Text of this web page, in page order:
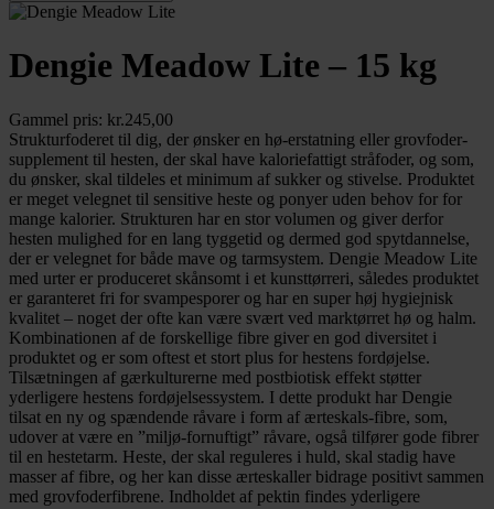
Dengie Meadow Lite – 15 kg
Gammel pris: kr.245,00
Strukturfoderet til dig, der ønsker en hø-erstatning eller grovfoder-
supplement til hesten, der skal have kaloriefattigt stråfoder, og som,
du ønsker, skal tildeles et minimum af sukker og stivelse. Produktet
er meget velegnet til sensitive heste og ponyer uden behov for for
mange kalorier. Strukturen har en stor volumen og giver derfor
hesten mulighed for en lang tyggetid og dermed god spytdannelse,
der er velegnet for både mave og tarmsystem. Dengie Meadow Lite
med urter er produceret skånsomt i et kunsttørreri, således produktet
er garanteret fri for svampesporer og har en super høj hygiejnisk
kvalitet – noget der ofte kan være svært ved marktørret hø og halm.
Kombinationen af de forskellige fibre giver en god diversitet i
produktet og er som oftest et stort plus for hestens fordøjelse.
Tilsætningen af gærkulturerne med postbiotisk effekt støtter
yderligere hestens fordøjelsessystem. I dette produkt har Dengie
tilsat en ny og spændende råvare i form af ærteskals-fibre, som,
udover at være en ”miljø-fornuftigt” råvare, også tilfører gode fibrer
til en hestetarm. Heste, der skal reguleres i huld, skal stadig have
masser af fibre, og her kan disse ærteskaller bidrage positivt sammen
med grovfoderfibrene. Indholdet af pektin findes yderligere